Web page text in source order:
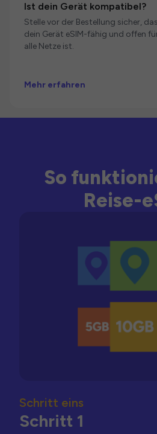
Ist dein Gerät kompatibel?
Stelle vor der Bestellung sicher,
dein Gerät eSIM-fähig und offen
alle Netze ist.
Mehr erfahren
So
Reise-
Schritt eins
Schritt 1